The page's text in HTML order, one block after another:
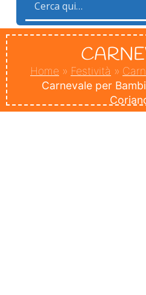
Home » Festività »
Carnevale per